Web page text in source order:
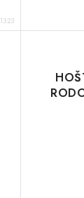
1323